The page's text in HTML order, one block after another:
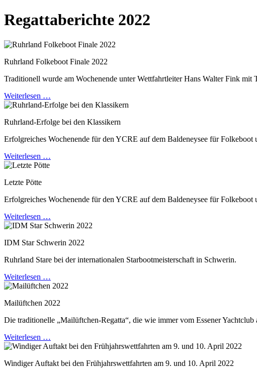
Regattaberichte 2022
Ruhrland Folkeboot Finale 2022
Traditionell wurde am Wochenende unter Wettfahrtleiter Hans Walter Fink mit
Weiterlesen …
Ruhrland-Erfolge bei den Klassikern
Erfolgreiches Wochenende für den YCRE auf dem Baldeneysee für Folkeboot
Weiterlesen …
Letzte Pötte
Erfolgreiches Wochenende für den YCRE auf dem Baldeneysee für Folkeboot
Weiterlesen …
IDM Star Schwerin 2022
Ruhrland Stare bei der internationalen Starbootmeisterschaft in Schwerin.
Weiterlesen …
Mailüftchen 2022
Die traditionelle „Mailüftchen-Regatta“, die wie immer vom Essener
Weiterlesen …
Windiger Auftakt bei den Frühjahrswettfahrten am 9. und 10. April 2022